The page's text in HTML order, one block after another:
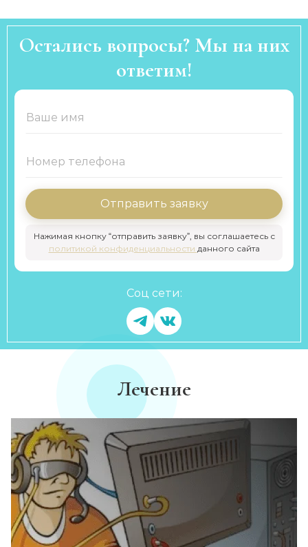
Остались вопросы? Мы на них
ответим!
Отправить заявку
Нажимая кнопку “отправить заявку”, вы соглашаетесь с
политикой конфиденциальности данного сайта
Соц сети:
Лечение